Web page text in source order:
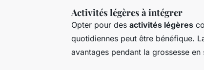
Activités légères à intégrer
Opter pour des activités légères
quotidiennes peut être bénéfique.
avantages pendant la grossesse